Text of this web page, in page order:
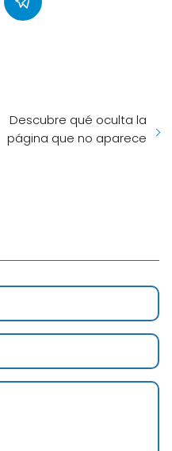
Descubre qué oculta la
página que no aparece